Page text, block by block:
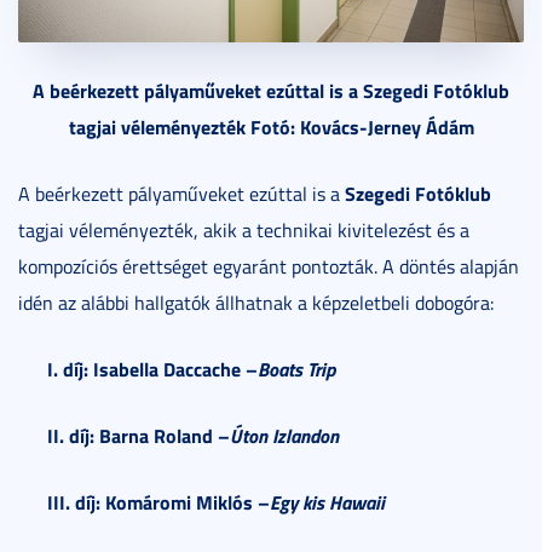
A beérkezett pályaműveket ezúttal is a Szegedi Fotóklub
tagjai véleményezték Fotó: Kovács-Jerney Ádám
A beérkezett pályaműveket ezúttal is aSzegedi Fotóklub
tagjai véleményezték, akik a technikai kivitelezést és a
kompozíciós érettséget egyaránt pontozták. A döntés alapján
idén az alábbi hallgatók állhatnak a képzeletbeli dobogóra:
I. díj: Isabella Daccache –Boats Trip
II. díj: Barna Roland –Úton Izlandon
III. díj: Komáromi Miklós –Egy kis Hawaii